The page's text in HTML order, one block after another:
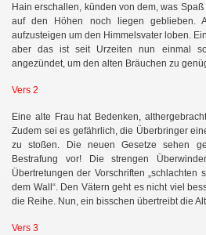
Hain erschallen, künden von dem, was
auf den Höhen noch liegen geblieben.
aufzusteigen um den Himmelsvater loben.
aber das ist seit Urzeiten nun einmal
angezündet, um den alten Bräuchen zu
Vers 2
Eine alte Frau hat Bedenken,
Zudem sei es gefährlich, die Überbringer
zu stoßen. Die neuen Gesetze sehen
Bestrafung vor! Die strengen
Übertretungen der Vorschriften
dem Wall“. Den Vätern geht es nicht viel
die Reihe. Nun, ein bisschen übertreibt die
Vers 3